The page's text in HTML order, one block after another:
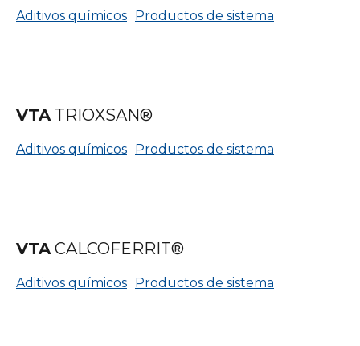
Aditivos químicos Productos de sistema
VTA TRIOXSAN®
Aditivos químicos Productos de sistema
VTA CALCOFERRIT®
Aditivos químicos Productos de sistema